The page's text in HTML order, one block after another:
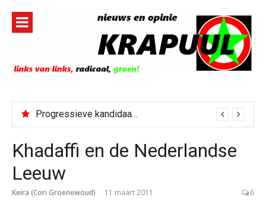
inhoud
Progressieve kandidaat El-Sayed senaatskandidaat Michigan
Khadaffi en de Nederlandse
Leeuw
Keira (Cori Groenewoud) 11 maart 2011 6